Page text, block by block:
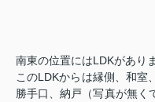
南東の位置にはLDKがあり
このLDKからは縁側、和室
勝手口、納戸（写真が無く